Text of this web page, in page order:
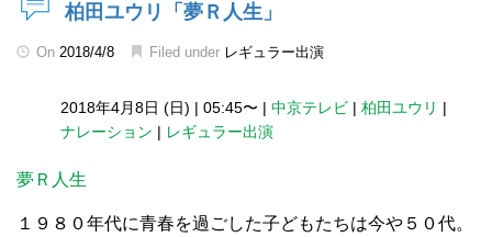
柏田ユウリ「夢Ｒ人生」
On 2018/4/8 Filed under レギュラー出演
2018年4月8日 (日) | 05:45〜 | 中京テレビ | 柏田ユウリ |
ナレーション | レギュラー出演
夢Ｒ人生
１９８０年代に青春を過ごした子どもたちは今や５０代。